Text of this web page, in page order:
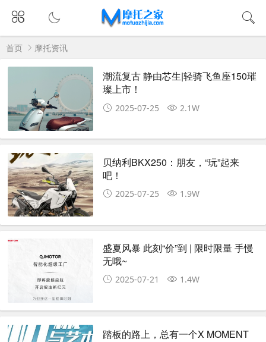
首页 摩托资讯
潮流复古 静由芯生|轻骑飞鱼座150璀
璨上市！
2025-07-25 2.1W
贝纳利BKX250：朋友，“玩”起来
吧！
2025-07-25 1.9W
盛夏风暴 此刻“价”到 | 限时限量 手慢
无哦~
2025-07-21 1.4W
踏板的路上，总有一个X MOMENT